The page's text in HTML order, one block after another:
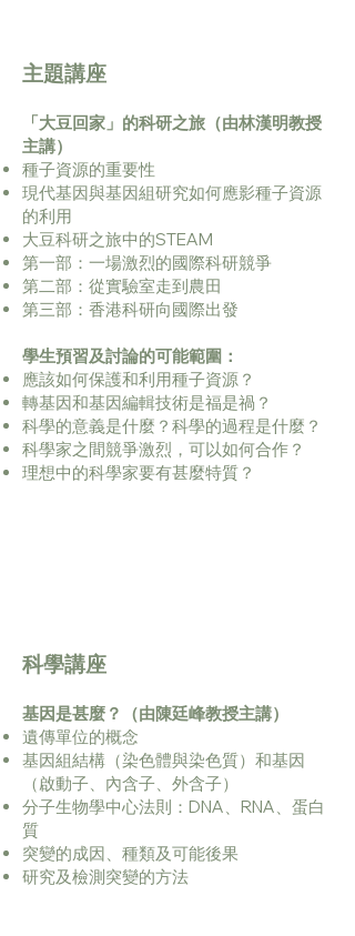
主題講座
「大豆回家」的科研之旅（由林漢明教授
主講）
種子資源的重要性
現代基因與基因組研究如何應影種子資源
的利用
大豆科研之旅中的STEAM
第一部：一場激烈的國際科研競爭
第二部：從實驗室走到農田
第三部：香港科研向國際出發
學生預習及討論的可能範圍：
應該如何保護和利用種子資源？
轉基因和基因編輯技術是福是禍？
科學的意義是什麼？科學的過程是什麼？
科學家之間競爭激烈，可以如何合作？
理想中的科學家要有甚麼特質？
科學講座
基因是甚麼？（由陳廷峰教授主講）
遺傳單位的概念
基因組結構（染色體與染色質）和基因
（啟動子、內含子、外含子）
分子生物學中心法則：DNA、RNA、蛋白
質
突變的成因、種類及可能後果
研究及檢測突變的方法